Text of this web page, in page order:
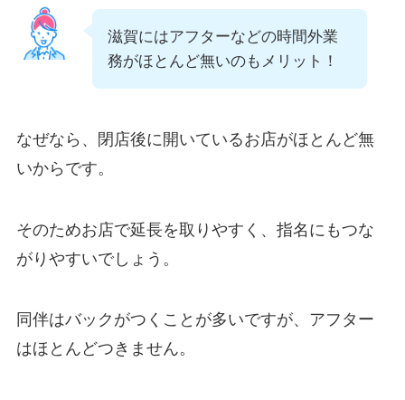
滋賀にはアフターなどの時間外業
務がほとんど無いのもメリット！
なぜなら、閉店後に開いているお店がほとんど無
いからです。
そのためお店で延長を取りやすく、指名にもつな
がりやすいでしょう。
同伴はバックがつくことが多いですが、アフター
はほとんどつきません。